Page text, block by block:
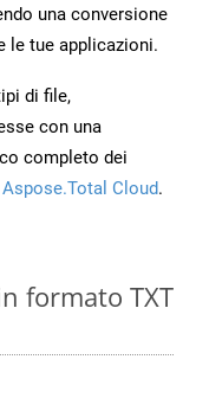
una conversione
le tue applicazioni.
di file,
con una
completo dei
Aspose.Total Cloud.
formato TXT